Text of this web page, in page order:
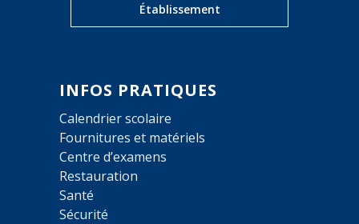
Établissement
INFOS PRATIQUES
Calendrier scolaire
Fournitures et matériels
Centre d’examens
Restauration
Santé
Sécurité